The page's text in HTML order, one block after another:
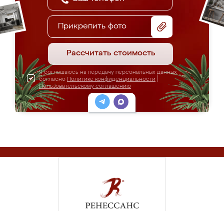
ПОДРОБНЕЕ
Стенка "Сицилия"
Цена: от 65 000 руб.